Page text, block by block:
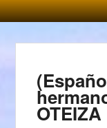
OTEIZA